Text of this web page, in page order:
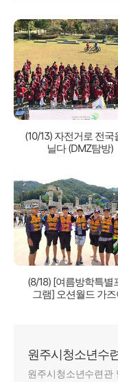
(10/13) 자전거로 전국
닐다 (DMZ탐방)
(8/18) [여름방학특별
그램] 오션월드 가즈
원주시청소년수
원주시청소년수련관